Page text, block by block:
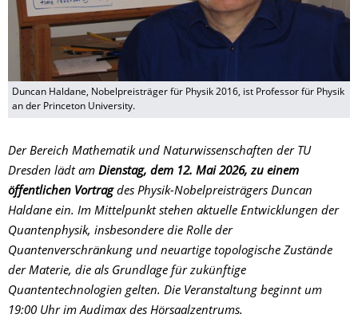
Duncan Haldane, Nobelpreisträger für Physik 2016, ist Professor für Physik
an der Princeton University.
Der Bereich Mathematik und Naturwissenschaften der TU
Dresden lädt am Dienstag, dem 12. Mai 2026, zu einem
öffentlichen Vortragdes Physik-Nobelpreisträgers Duncan
Haldane ein. Im Mittelpunkt stehen aktuelle Entwicklungen der
Quantenphysik, insbesondere die Rolle der
Quantenverschränkung und neuartige topologische Zustände
der Materie, die als Grundlage für zukünftige
Quantentechnologien gelten. Die Veranstaltung beginnt um
19:00 Uhr im Audimax des Hörsaalzentrums.